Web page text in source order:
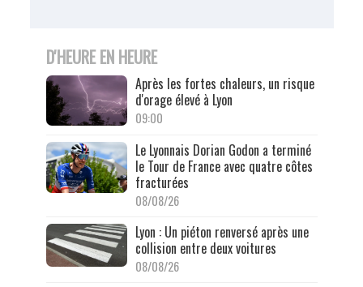
D'HEURE EN HEURE
Après les fortes chaleurs, un risque
d'orage élevé à Lyon
09:00
Le Lyonnais Dorian Godon a terminé
le Tour de France avec quatre côtes
fracturées
08/08/26
Lyon : Un piéton renversé après une
collision entre deux voitures
08/08/26